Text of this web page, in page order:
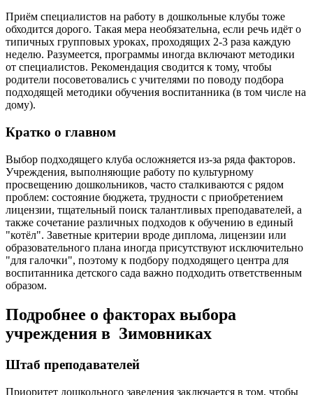
Приём специалистов на работу в дошкольные клубы тоже
обходится дорого. Такая мера необязательна, если речь идёт о
типичных групповых уроках, проходящих 2-3 раза каждую
неделю. Разумеется, программы иногда включают методики
от специалистов. Рекомендация сводится к тому, чтобы
родители посоветовались с учителями по поводу подбора
подходящей методики обучения воспитанника (в том числе на
дому).
Кратко о главном
Выбор подходящего клуба осложняется из-за ряда факторов.
Учреждения, выполняющие работу по культурному
просвещению дошкольников, часто сталкиваются с рядом
проблем: состояние бюджета, трудности с приобретением
лицензии, тщательный поиск талантливых преподавателей, а
также сочетание различных подходов к обучению в единый
"котёл". Заветные критерии вроде диплома, лицензии или
образовательного плана иногда присутствуют исключительно
"для галочки", поэтому к подбору подходящего центра для
воспитанника детского сада важно подходить ответственным
образом.
Подробнее о факторах выбора
учреждения в Зимовниках
Штаб преподавателей
Приоритет дошкольного заведения заключается в том, чтобы